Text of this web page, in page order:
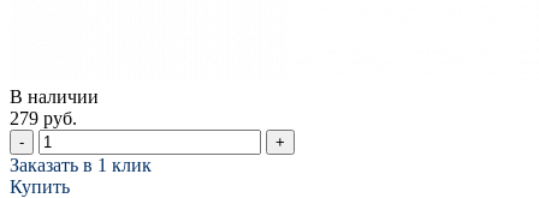
В наличии
279 руб.
- +
Заказать в 1 клик
Купить